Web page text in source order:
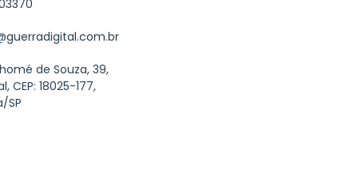
de Souza, 39,
CEP: 18025-177,
SP